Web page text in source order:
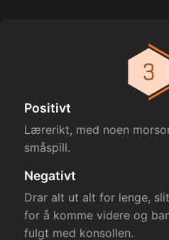
Positivt
Lærerikt, med noen
småspill.
Negativt
Drar alt ut alt for lenge,
for å komme videre og
fulgt med konsollen.